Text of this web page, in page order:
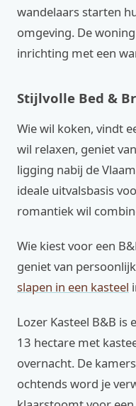
wandelaars starten
omgeving. De
inrichting met een
Stijlvolle Bed &
Wie wil koken, vindt
wil relaxen, geniet
ligging nabij de
ideale uitvalsbasis
romantiek wil
Wie kiest voor een
geniet van
slapen in een kasteel
Lozer Kasteel B&B is
13 hectare met
overnacht. De
ochtends word je